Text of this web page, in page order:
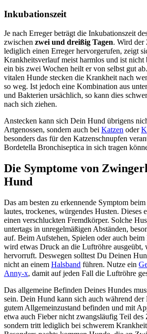
Inkubationszeit
Je nach Erreger beträgt die Inkubationszeit
zwischen zwei und dreißig Tagen. Wird der
lediglich einen Erreger hervorgerufen, zeigt
Krankheitsverlauf meist harmlos und ist nicht
ein bis zwei Wochen heilt er von selbst gut
vitalen Hunde stecken die Krankheit nach
so weg. Ist jedoch eine Kombination aus
und Bakterien ursächlich, so kann dies
nach sich ziehen.
Anstecken kann sich Dein Hund übrigens
Artgenossen, sondern auch bei Katzen oder
besonders das für den Katzenschnupfen
Bordetella Bronchiseptica in sich tragen
Die Symptome von
Hund
Das am besten zu erkennende Symptom
lautes, trockenes, würgendes Husten. Dieses
einen verschluckten Fremdkörper. Solche
untertags in unregelmäßigen Abständen,
auf. Beim Aufstehen, Spielen oder auch
wird etwas Druck an die Luftröhre ausgeübt,
hervorruft. Deswegen solltest Du Deinen
nicht an einem Halsband führen. Nutze ein
Anny-x, damit auf jeden Fall die Luftröhre
Das allgemeine Befinden Deines Hundes
sein. Dein Hund kann sich auch während
gutem Allgemeinzustand befinden und mit
etwa auch Fieber nicht zwangsläufig Teil des
sondern tritt lediglich bei schwerem